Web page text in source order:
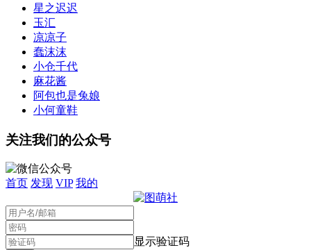
星之迟迟
玉汇
凉凉子
蠢沫沫
小仓千代
麻花酱
阿包也是兔娘
小何童鞋
关注我们的公众号
首页 发现 VIP 我的
显示验证码